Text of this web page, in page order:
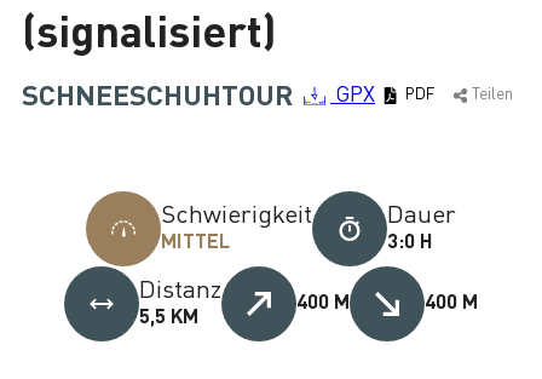
(signalisiert)
SCHNEESCHUHTOUR GPX PDF Teilen
Schwierigkeit
MITTEL
Dauer
3:0 H
Distanz
5,5 KM
400 M 400 M